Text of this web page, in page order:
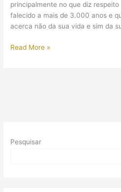
principalmente no que diz
falecido a mais de 3.000 anos e
acerca não da sua vida e sim da
Mais
faraó
Read More »
Pesquisar